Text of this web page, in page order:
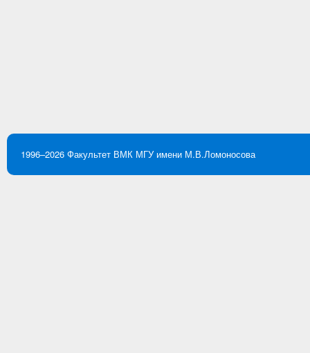
1996–2026 Факультет ВМК МГУ имени М.В.Ломоносова